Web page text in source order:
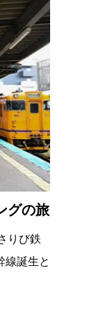
グの旅
りび鉄
線誕生と